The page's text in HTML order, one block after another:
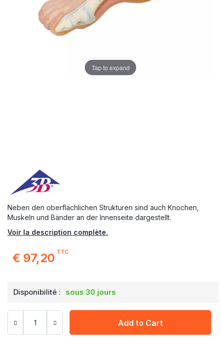
Neben den oberflächlichen Strukturen sind auch Knochen,
Muskeln und Bänder an der Innenseite dargestellt.
Voir la description complète.
€ 97,20 TTC
Disponibilité : sous 30 jours
Add to Cart
Tap to expand